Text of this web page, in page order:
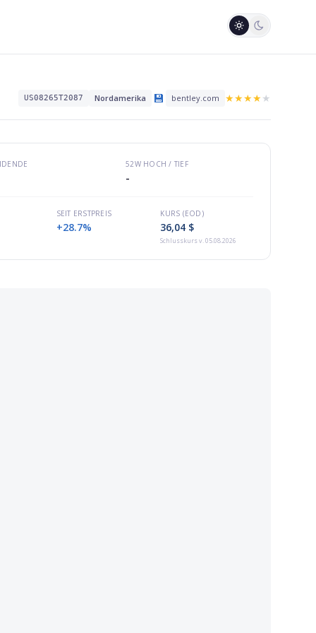
US08265T2087 Nordamerika 💾 bentley.com ★★★★★
52W HOCH / TIEF
-
SEIT ERSTPREIS
+28.7%
KURS (EOD)
36,04 $
Schlusskursv. 05.08.2026